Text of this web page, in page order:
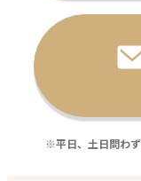
※平日、土日問わず